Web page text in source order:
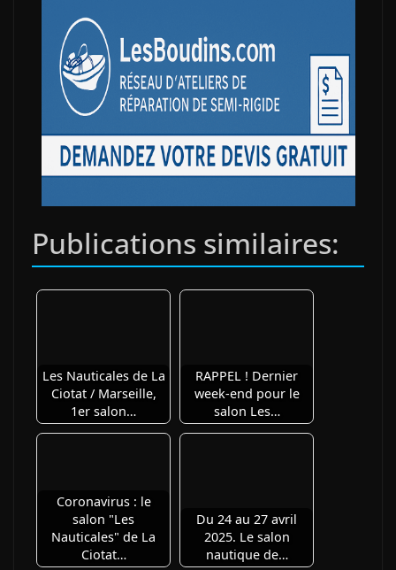
Publications similaires:
Les Nauticales de La
Ciotat / Marseille,
1er salon…
RAPPEL ! Dernier
week-end pour le
salon Les…
Coronavirus : le
salon "Les
Nauticales" de La
Ciotat…
Du 24 au 27 avril
2025. Le salon
nautique de…